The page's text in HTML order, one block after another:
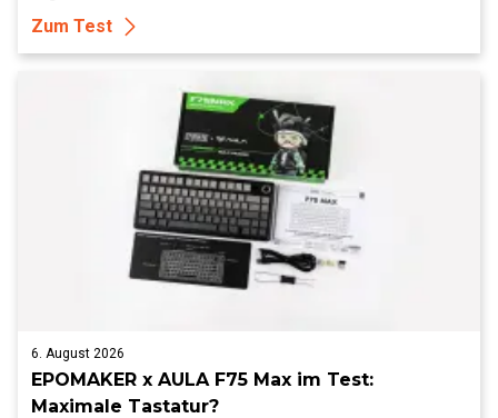
Zum Test
6. August 2026
EPOMAKER x AULA F75 Max im Test:
Maximale Tastatur?